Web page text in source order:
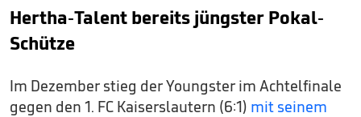
Hertha-Talent bereits jüngster Pokal-
Schütze
Im Dezember stieg der Youngster im Achtelfinale
gegen den 1. FC Kaiserslautern (6:1) mit seinem